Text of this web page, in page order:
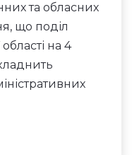
та обласних
що поділ
на 4